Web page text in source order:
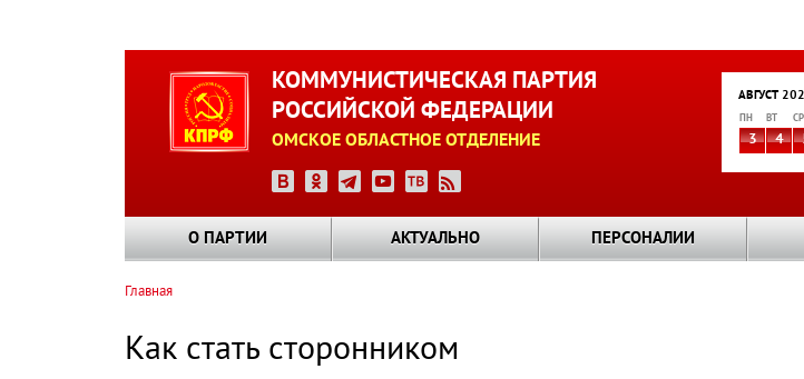
КОММУНИСТИЧЕСКАЯ ПАРТИЯ
РОССИЙСКОЙ ФЕДЕРАЦИИ
ОМСКОЕ ОБЛАСТНОЕ ОТДЕЛЕНИЕ
АВГУСТ
ПН ВТ СР
3 4
О ПАРТИИ АКТУАЛЬНО ПЕРСОНАЛИИ
навигации
Главная
Как стать сторонником